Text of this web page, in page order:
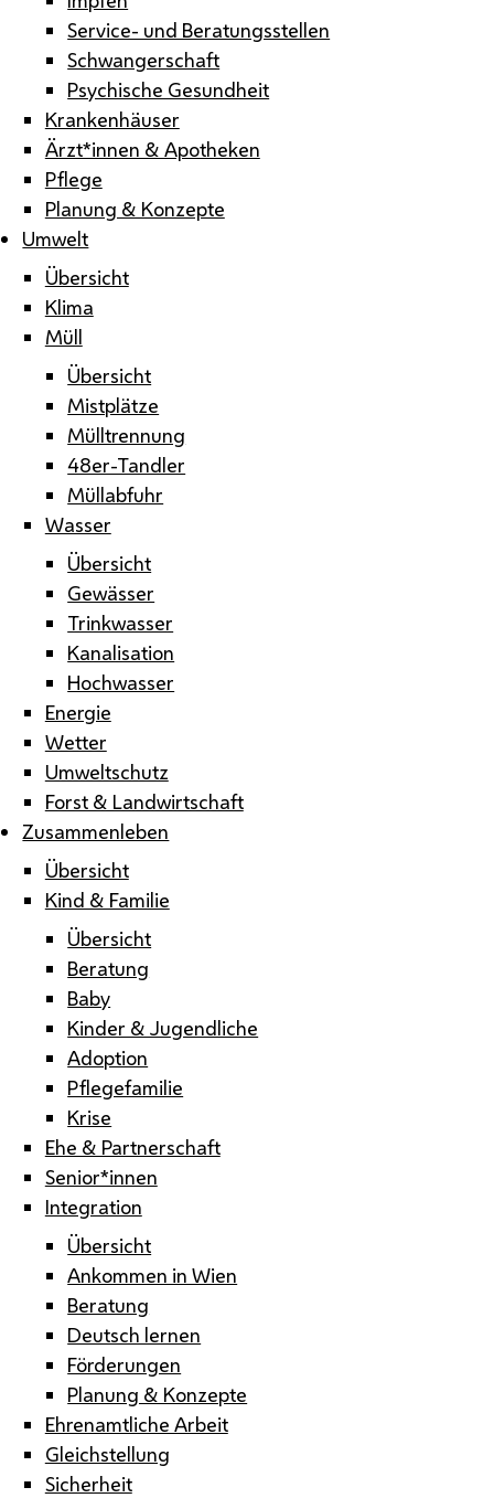
Service- und Beratungsstellen
Schwangerschaft
Psychische Gesundheit
Krankenhäuser
Ärzt*innen & Apotheken
Pflege
Planung & Konzepte
Umwelt
Übersicht
Klima
Müll
Übersicht
Mistplätze
Mülltrennung
48er-Tandler
Müllabfuhr
Wasser
Übersicht
Gewässer
Trinkwasser
Kanalisation
Hochwasser
Energie
Wetter
Umweltschutz
Forst & Landwirtschaft
Zusammenleben
Übersicht
Kind & Familie
Übersicht
Beratung
Baby
Kinder & Jugendliche
Adoption
Pflegefamilie
Krise
Ehe & Partnerschaft
Senior*innen
Integration
Übersicht
Ankommen in Wien
Beratung
Deutsch lernen
Förderungen
Planung & Konzepte
Ehrenamtliche Arbeit
Gleichstellung
Sicherheit